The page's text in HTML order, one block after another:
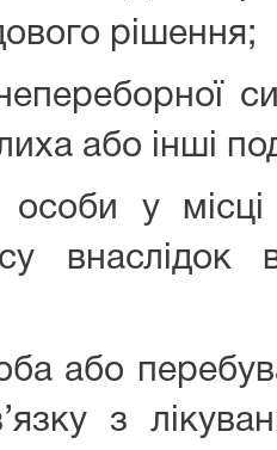
рішення;
лиха або інші
особи у
внаслідок
або
з